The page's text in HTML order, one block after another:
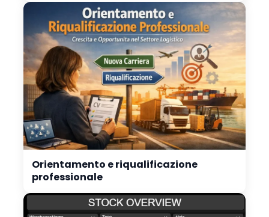
Orientamento e riqualificazione
professionale